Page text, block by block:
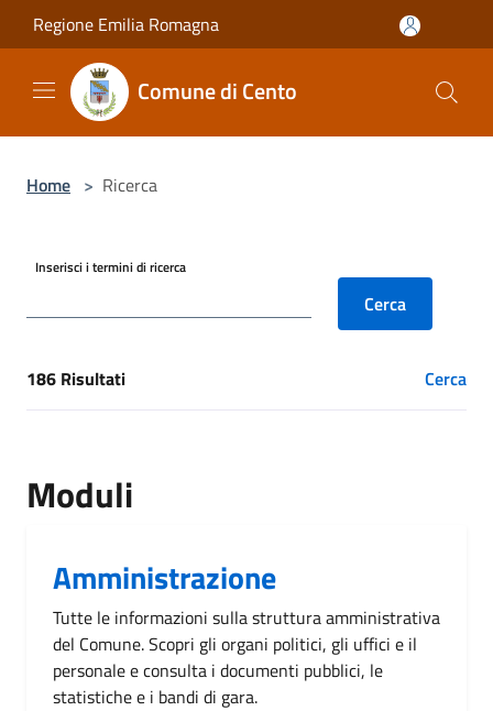
Salta al contenuto principale
Regione Emilia Romagna
Comune di Cento
Home > Ricerca
Inserisci i termini di ricerca
Cerca
[results] Risultati
186 Risultati Cerca
Moduli
Amministrazione
Tutte le informazioni sulla struttura amministrativa
del Comune. Scopri gli organi politici, gli uffici e il
personale e consulta i documenti pubblici, le
statistiche e i bandi di gara.